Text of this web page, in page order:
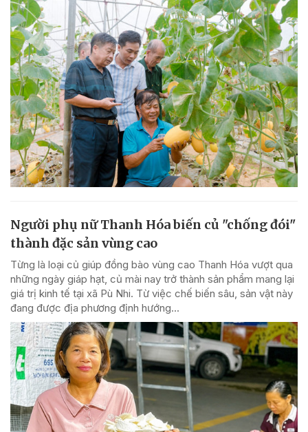
Người phụ nữ Thanh Hóa biến củ "chống đói"
thành đặc sản vùng cao
Từng là loại củ giúp đồng bào vùng cao Thanh Hóa vượt qua
những ngày giáp hạt, củ mài nay trở thành sản phẩm mang lại
giá trị kinh tế tại xã Pù Nhi. Từ việc chế biến sâu, sản vật này
đang được địa phương định hướng...